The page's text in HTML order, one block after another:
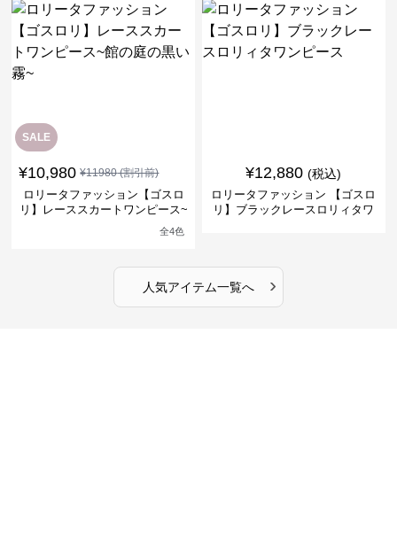
SALE
¥10,980 ¥11980(割引前)
ロリータファッション【ゴスロ
リ】レーススカートワンピース~
全4色
¥12,880 (税込)
ロリータファッション 【ゴスロ
リ】ブラックレースロリィタワ
人気アイテム一覧へ ›